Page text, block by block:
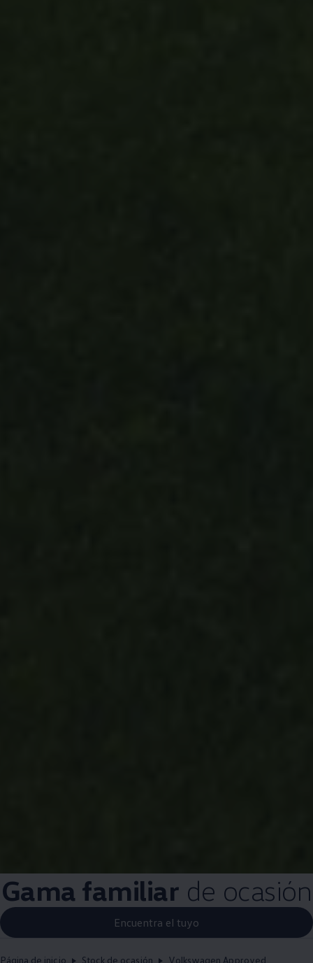
Gama familiar de ocasión
Encuentra el tuyo
Página de inicio Stock de ocasión
Volkswagen Approved